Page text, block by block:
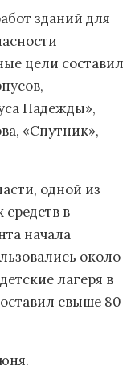
зданий для
цели составил
Надежды»,
«Спутник»,
одной из
в
начала
около
лагеря в
свыше 80